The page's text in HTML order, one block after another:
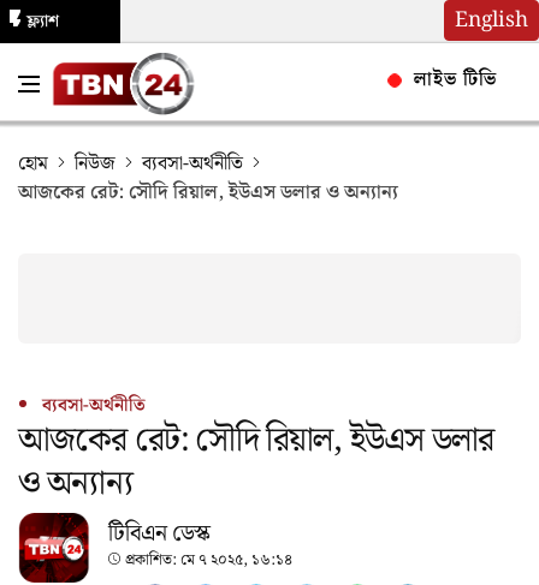
English
ফ্ল্যাশ
লাইভ টিভি
হোম নিউজ
ব্যবসা-অর্থনীতি
আজকের রেট: সৌদি রিয়াল, ইউএস ডলার ও অন্যান্য
ব্যবসা-অর্থনীতি
আজকের রেট: সৌদি রিয়াল, ইউএস ডলার
ও অন্যান্য
টিবিএন ডেস্ক
প্রকাশিত: মে ৭ ২০২৫, ১৬:১৪